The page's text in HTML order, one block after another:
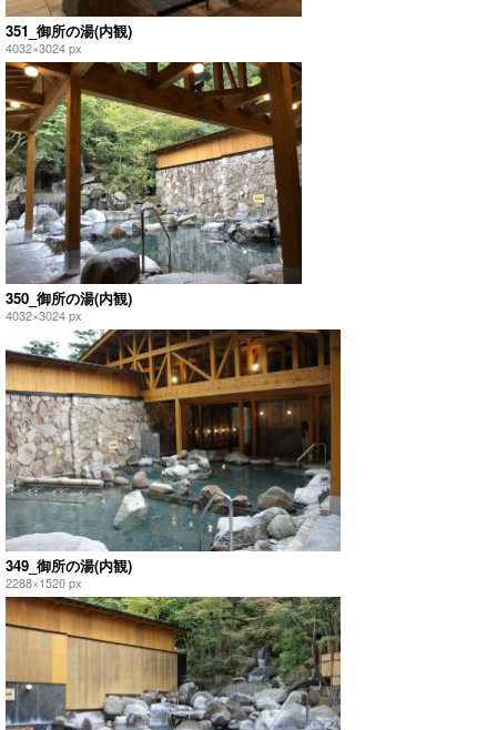
351_御所の湯(内観)
4032×3024 px
350_御所の湯(内観)
4032×3024 px
349_御所の湯(内観)
2288×1520 px